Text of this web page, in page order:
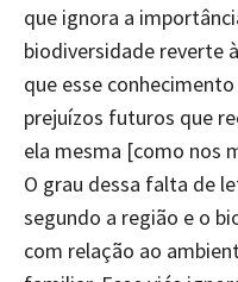
que ignora a
biodiversidade reverte
que esse
prejuízos futuros que
ela mesma [como nos
O grau dessa falta de
segundo a região e o
com relação ao